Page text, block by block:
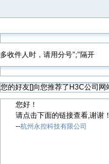
多收件人时，请用分号";"隔开
您好！
请点击下面的链接查看,谢谢！
--杭州永控科技有限公司